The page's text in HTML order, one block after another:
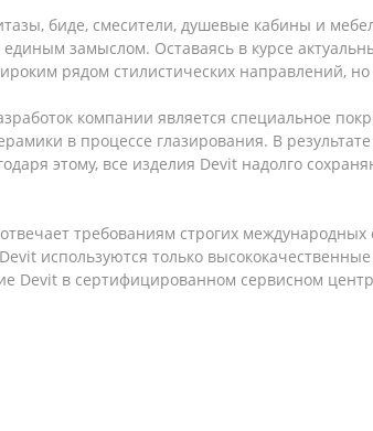
биде, смесители, душевые кабины и
замыслом. Оставаясь в курсе
рядом стилистических направлений,
компании является специальное
в процессе глазирования. В
этому, все изделия Devit надолго
требованиям строгих
используются только
Devit в сертифицированном сервисном